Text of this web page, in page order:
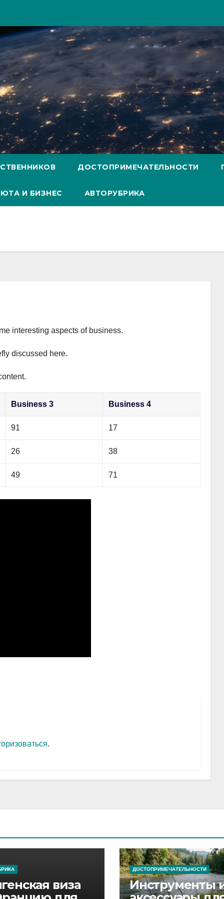
ДОСТОПРИМЕЧАТЕЛЬНОСТИ
И БИЗНЕС АВТОРУБРИКА
interesting aspects of business.
discussed here.
Business 3 Business 4
91 17
26 38
49 71
.
виза
ДОСТОПРИМЕЧАТЕЛЬНОСТИ
Инструменты